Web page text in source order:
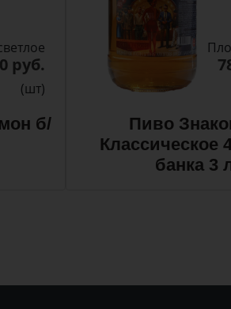
руб.
(шт)
б/
Пиво
Классическое
банка 3